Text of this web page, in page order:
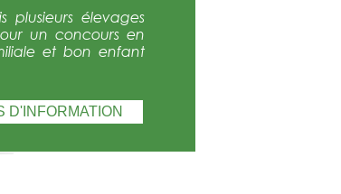
élevages
un concours en
et bon enfant
D'INFORMATION